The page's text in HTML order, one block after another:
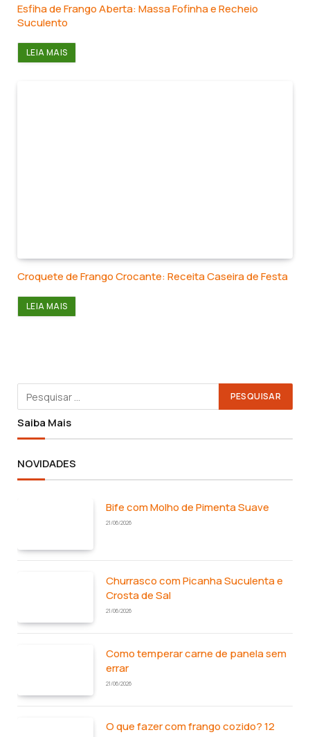
Esfiha de Frango Aberta: Massa Fofinha e Recheio
Suculento
LEIA MAIS
Croquete de Frango Crocante: Receita Caseira de Festa
LEIA MAIS
Saiba Mais
NOVIDADES
Bife com Molho de Pimenta Suave
21/06/2026
Churrasco com Picanha Suculenta e
Crosta de Sal
21/06/2026
Como temperar carne de panela sem
errar
21/06/2026
O que fazer com frango cozido? 12